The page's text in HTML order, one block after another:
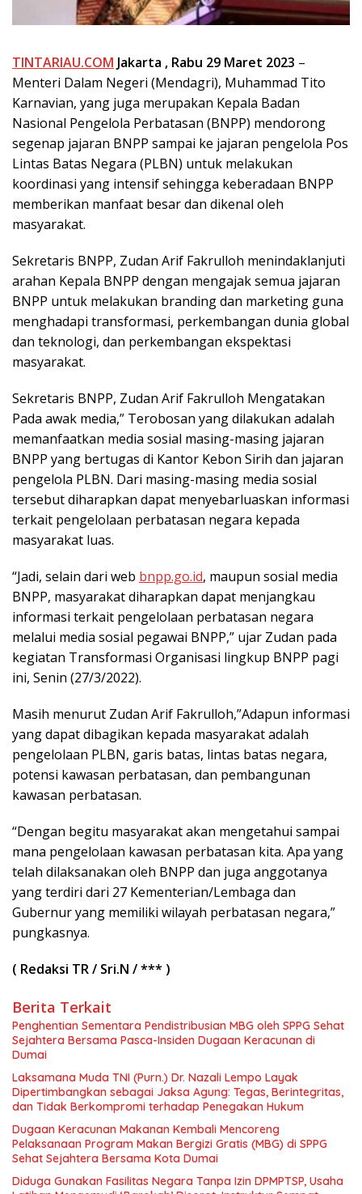
TINTARIAU.COM Jakarta , Rabu 29 Maret 2023 –
Menteri Dalam Negeri (Mendagri), Muhammad Tito
Karnavian, yang juga merupakan Kepala Badan
Nasional Pengelola Perbatasan (BNPP) mendorong
segenap jajaran BNPP sampai ke jajaran pengelola Pos
Lintas Batas Negara (PLBN) untuk melakukan
koordinasi yang intensif sehingga keberadaan BNPP
memberikan manfaat besar dan dikenal oleh
masyarakat.
Sekretaris BNPP, Zudan Arif Fakrulloh menindaklanjuti
arahan Kepala BNPP dengan mengajak semua jajaran
BNPP untuk melakukan branding dan marketing guna
menghadapi transformasi, perkembangan dunia global
dan teknologi, dan perkembangan ekspektasi
masyarakat.
Sekretaris BNPP, Zudan Arif Fakrulloh Mengatakan
Pada awak media,” Terobosan yang dilakukan adalah
memanfaatkan media sosial masing-masing jajaran
BNPP yang bertugas di Kantor Kebon Sirih dan jajaran
pengelola PLBN. Dari masing-masing media sosial
tersebut diharapkan dapat menyebarluaskan informasi
terkait pengelolaan perbatasan negara kepada
masyarakat luas.
“Jadi, selain dari web bnpp.go.id, maupun sosial media
BNPP, masyarakat diharapkan dapat menjangkau
informasi terkait pengelolaan perbatasan negara
melalui media sosial pegawai BNPP,” ujar Zudan pada
kegiatan Transformasi Organisasi lingkup BNPP pagi
ini, Senin (27/3/2022).
Masih menurut Zudan Arif Fakrulloh,”Adapun informasi
yang dapat dibagikan kepada masyarakat adalah
pengelolaan PLBN, garis batas, lintas batas negara,
potensi kawasan perbatasan, dan pembangunan
kawasan perbatasan.
“Dengan begitu masyarakat akan mengetahui sampai
mana pengelolaan kawasan perbatasan kita. Apa yang
telah dilaksanakan oleh BNPP dan juga anggotanya
yang terdiri dari 27 Kementerian/Lembaga dan
Gubernur yang memiliki wilayah perbatasan negara,”
pungkasnya.
( Redaksi TR / Sri.N / *** )
Berita Terkait
Penghentian Sementara Pendistribusian MBG oleh SPPG Sehat
Sejahtera Bersama Pasca-Insiden Dugaan Keracunan di
Dumai
Laksamana Muda TNI (Purn.) Dr. Nazali Lempo Layak
Dipertimbangkan sebagai Jaksa Agung: Tegas, Berintegritas,
dan Tidak Berkompromi terhadap Penegakan Hukum
Dugaan Keracunan Makanan Kembali Mencoreng
Pelaksanaan Program Makan Bergizi Gratis (MBG) di SPPG
Sehat Sejahtera Bersama Kota Dumai
Diduga Gunakan Fasilitas Negara Tanpa Izin DPMPTSP, Usaha